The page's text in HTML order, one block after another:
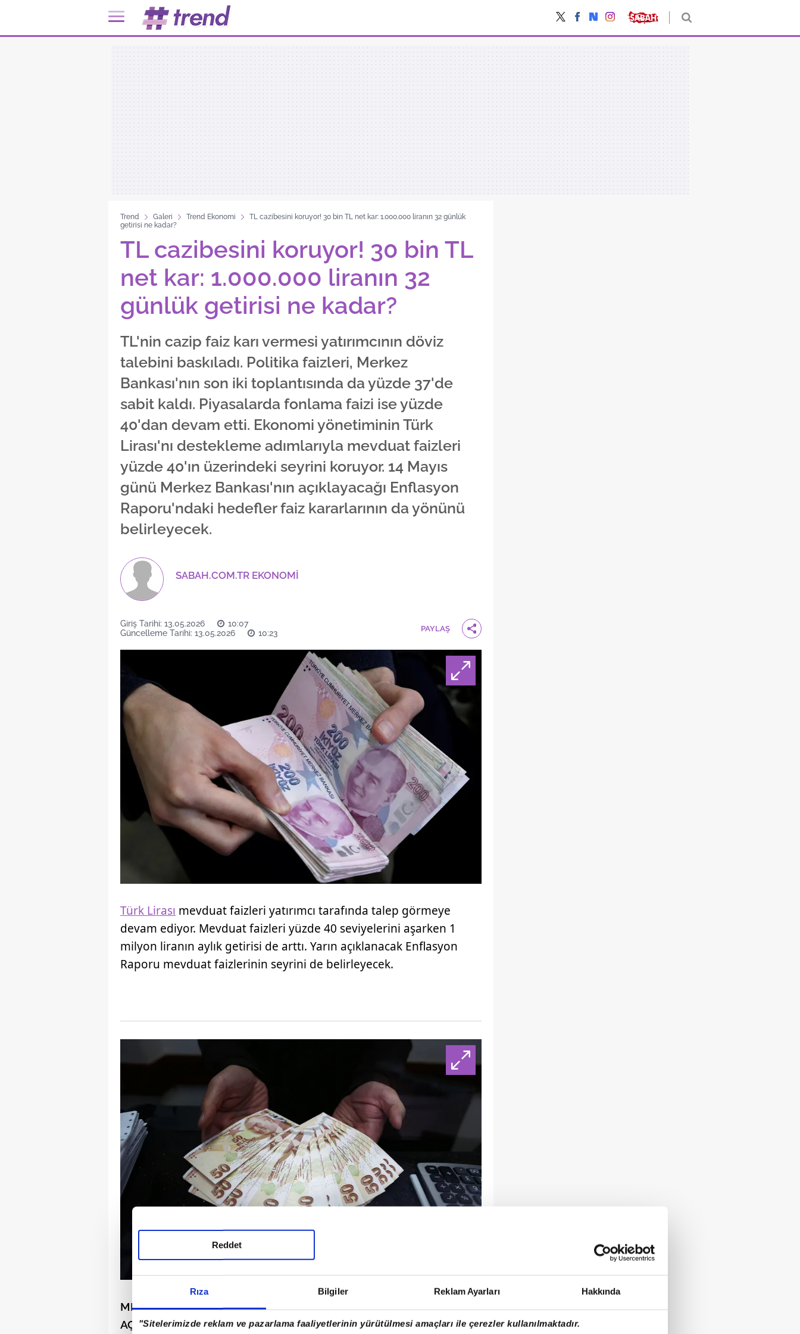
Rıza Bilgiler Reklam Ayarları Hakkında
"Sitelerimizde reklam ve pazarlama faaliyetlerinin yürütülmesi amaçları ile çerezler kullanılmaktadır.
Reddet
Trend Galeri Trend Ekonomi
TL cazibesini koruyor! 30 bin TL net kar: 1.000.000 liranın 32 günlük
getirisi ne kadar?
TL cazibesini koruyor! 30 bin TL
net kar: 1.000.000 liranın 32
günlük getirisi ne kadar?
TL'nin cazip faiz karı vermesi yatırımcının döviz
talebini baskıladı. Politika faizleri, Merkez
Bankası'nın son iki toplantısında da yüzde 37'de
sabit kaldı. Piyasalarda fonlama faizi ise yüzde
40'dan devam etti. Ekonomi yönetiminin Türk
Lirası'nı destekleme adımlarıyla mevduat faizleri
yüzde 40'ın üzerindeki seyrini koruyor. 14 Mayıs
günü Merkez Bankası'nın açıklayacağı Enflasyon
Raporu'ndaki hedefler faiz kararlarının da yönünü
belirleyecek.
SABAH.COM.TR EKONOMİ
Giriş Tarihi: 13.05.2026
10:07
Güncelleme Tarihi: 13.05.2026
10:23 PAYLAŞ
Türk Lirası mevduat faizleri yatırımcı tarafında talep görmeye
devam ediyor. Mevduat faizleri yüzde 40 seviyelerini aşarken 1
milyon liranın aylık getirisi de arttı. Yarın açıklanacak Enflasyon
Raporu mevduat faizlerinin seyrini de belirleyecek.
MERKEZ BANKASI YARIN ENFLASYON BEKLENTİLERİNİ
AÇIKLAYACAK